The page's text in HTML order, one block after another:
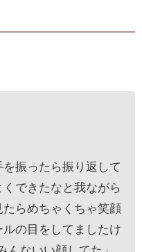
を振ったら振り返して
できたなと我ながら
らめちゃくちゃ笑顔
の目をしてましたけ
んないい顔してた」